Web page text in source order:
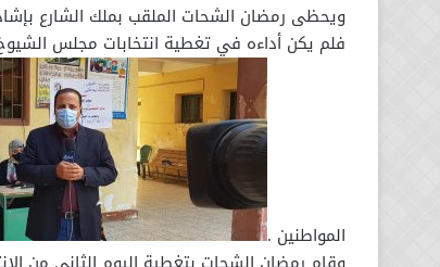
ويحظى رمضان الشحات الملقب بملك الشارع
فلم يكن أداءه في تغطية انتخابات مجلس
المواطنين .